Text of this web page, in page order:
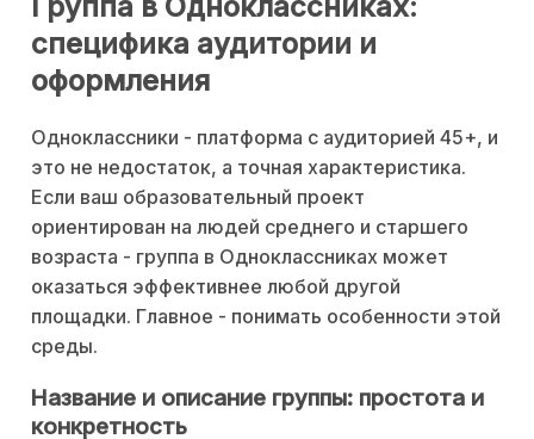
Группа в Одноклассниках:
специфика аудитории и
оформления
Одноклассники - платформа с аудиторией 45+, и
это не недостаток, а точная характеристика.
Если ваш образовательный проект
ориентирован на людей среднего и старшего
возраста - группа в Одноклассниках может
оказаться эффективнее любой другой
площадки. Главное - понимать особенности этой
среды.
Название и описание группы: простота и
конкретность